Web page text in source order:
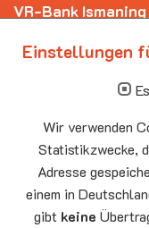
VR-Bank
Die nächsten
Montag
15.00
10.08
Einstellungen
Wir verwenden
Statistikzwecke,
Adresse
einem in
gibt keine